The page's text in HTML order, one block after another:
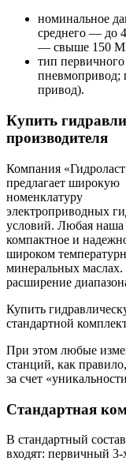
номинальное
среднего — до
— свыше 150
тип
пневмопривод;
привод).
Купить
производителя
Компания
предлагает широкую
номенклатуру
электроприводных
условий. Любая наша
компактное и
широком
минеральных
расширение
Купить
стандартной
При этом любые
станций, как
за счет
Стандартная
В стандартный
входят: первичный